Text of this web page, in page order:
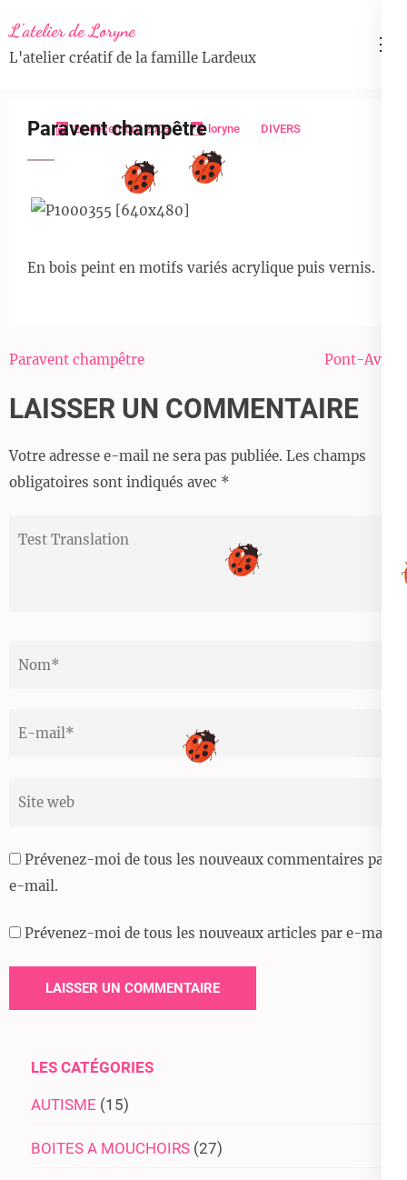
au
contenu
Entrée)
L'atelier de Loryne
L'atelier créatif de la famille Lardeux
21 décembre 2009 loryne DIVERS
Paravent champêtre
En bois peint en motifs variés acrylique puis vernis.
Navigation
l’article
Paravent champêtre Pont-Aven
LAISSER UN COMMENTAIRE
Votre adresse e-mail ne sera pas publiée. Les champs
obligatoires sont indiqués avec *
Prévenez-moi de tous les nouveaux commentaires par
e-mail.
Prévenez-moi de tous les nouveaux articles par e-mail.
LES CATÉGORIES
AUTISME (15)
BOITES A MOUCHOIRS (27)